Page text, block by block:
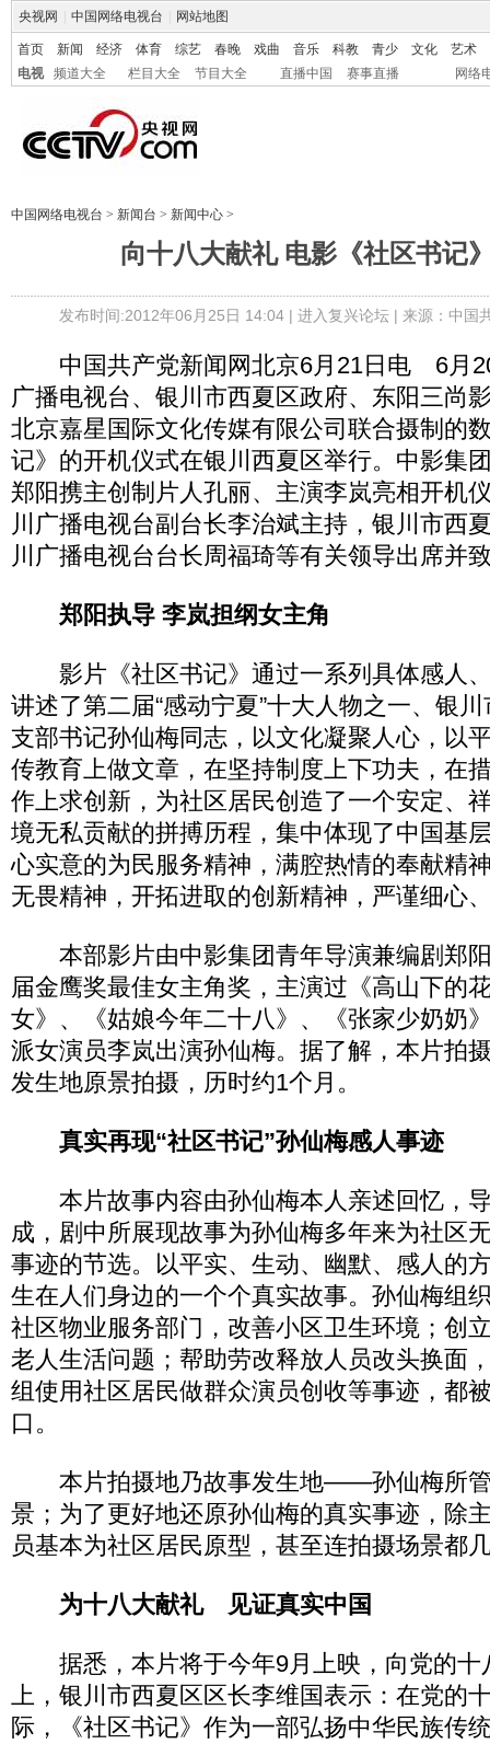
央视网 中国网络电视台 网站地图
首页 新闻 经济 体育 综艺 春晚 戏曲 音乐 科教 青少 文化
艺术
电视
频道大全 栏目大全 节目大全 直播中国 赛事直播 网络
中国网络电视台 > 新闻台 > 新闻中心 >
向十八大献礼 电影《社区书记
发布时间:2012年06月25日 14:04 | 进入复兴论坛| 来源：中国
中国共产党新闻网北京6月21日电 6月
广播电视台、银川市西夏区政府、东阳三尚
北京嘉星国际文化传媒有限公司联合摄制的
记》的开机仪式在银川西夏区举行。中影集
郑阳携主创制片人孔丽、主演李岚亮相开机
川广播电视台副台长李治斌主持，银川市西
川广播电视台台长周福琦等有关领导出席并
郑阳执导 李岚担纲女主角
影片《社区书记》通过一系列具体感人
讲述了第二届“感动宁夏”十大人物之一、银
支部书记孙仙梅同志，以文化凝聚人心，以
传教育上做文章，在坚持制度上下功夫，在
作上求创新，为社区居民创造了一个安定、
境无私贡献的拼搏历程，集中体现了中国基
心实意的为民服务精神，满腔热情的奉献精
无畏精神，开拓进取的创新精神，严谨细心
本部影片由中影集团青年导演兼编剧郑
届金鹰奖最佳女主角奖，主演过《高山下的
女》、《姑娘今年二十八》、《张家少奶奶
派女演员李岚出演孙仙梅。据了解，本片拍
发生地原景拍摄，历时约1个月。
真实再现“社区书记”孙仙梅感人事迹
本片故事内容由孙仙梅本人亲述回忆，
成，剧中所展现故事为孙仙梅多年来为社区
事迹的节选。以平实、生动、幽默、感人的
生在人们身边的一个个真实故事。孙仙梅组
社区物业服务部门，改善小区卫生环境；创
老人生活问题；帮助劳改释放人员改头换面
组使用社区居民做群众演员创收等事迹，都
口。
本片拍摄地乃故事发生地——孙仙梅所管
景；为了更好地还原孙仙梅的真实事迹，除
员基本为社区居民原型，甚至连拍摄场景都
为十八大献礼 见证真实中国
据悉，本片将于今年9月上映，向党的十
上，银川市西夏区区长李维国表示：在党的
际，《社区书记》作为一部弘扬中华民族传